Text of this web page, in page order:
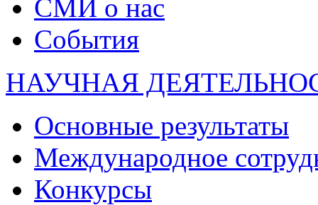
СМИ о нас
События
НАУЧНАЯ
Основные результаты
Международное
Конкурсы